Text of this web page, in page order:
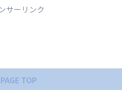
サーリンク
TOP